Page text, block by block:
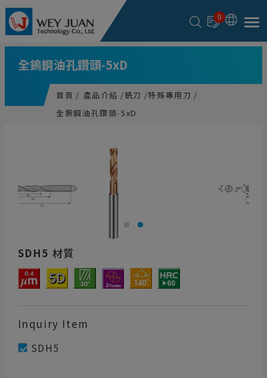
0
全鎢鋼油孔鑽頭-5xD
首頁 產品介紹 銑刀
特殊專用刀
全鎢鋼油孔鑽頭-5xD
SDH5 材質
Inquiry Item
SDH5
Cookie管理面板